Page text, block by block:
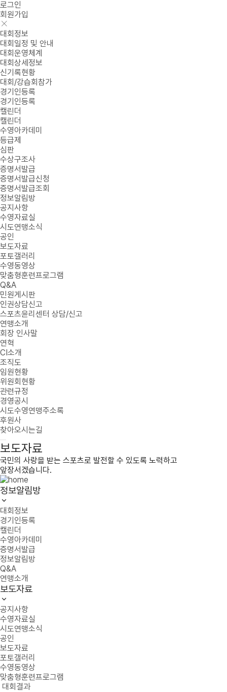
로그인
회원가입
대회정보
대회일정 및 안내
대회운영체계
대회상세정보
신기록현황
대회/강습회참가
경기인등록
경기인등록
캘린더
캘린더
수영아카데미
등급제
심판
수상구조사
증명서발급
증명서발급신청
증명서발급조회
정보알림방
공지사항
수영자료실
시도연맹소식
공인
보도자료
포토갤러리
수영동영상
맞춤형훈련프로그램
Q&A
민원게시판
인권상담신고
스포츠윤리센터 상담/신고
연맹소개
회장 인사말
연혁
CI소개
조직도
임원현황
위원회현황
관련규정
경영공시
시도수영연맹주소록
후원사
찾아오시는길
보도자료
국민의 사랑을 받는 스포츠로 발전할 수 있도록 노력하고
앞장서겠습니다.
정보알림방
대회정보
경기인등록
캘린더
수영아카데미
증명서발급
정보알림방
Q&A
연맹소개
보도자료
공지사항
수영자료실
시도연맹소식
공인
보도자료
포토갤러리
수영동영상
맞춤형훈련프로그램
대회결과